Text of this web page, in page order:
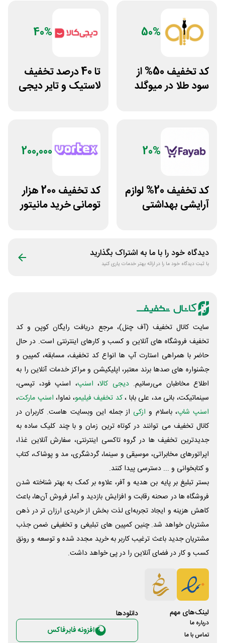
50%
کد تخفیف 50% از
سود طلا در میوگلد
40%
تا 40 درصد تخفیف
لاستیک و تایر دیجی
20%
کد تخفیف 20% لوازم
آرایشی بهداشتی
200,000
کد تخفیف 200 هزار
تومانی خرید مانیتور
دیدگاه خود را با ما به اشتراک بگذارید
با ثبت دیدگاه خود ما را در ارائه بهتر خدمات یاری کنید
سایت کانال تخفیف (آف چنل)، مرجع دریافت رایگان کوپن و کد
تخفیف فروشگاه های آنلاین و کسب و‌ کارهای اینترنتی است. در حال
حاضر با همراهی استارت آپ ها انواع کد تخفیف، مسابقه، کمپین و
جشنواره های صدها برند معتبر، اپلیکیشن و مراکز خدمات آنلاین را به
اطلاع مخاطبان می‌رسانیم. دیجی کالا، اسنپ، اسنپ فود، تپسی،
سینماتیکت، بانی مد، علی‌ بابا ،کد تخفیف فیلیمو، نماوا، اسنپ مارکت،
اسنپ شاپ، باسلام و ازکی از جمله این وبسایت ‌هاست. کاربران در
کانال تخفیف می توانند در کوتاه ترین زمان و با چند کلیک ساده به
جدیدترین تخفیف ها در گروه تاکسی اینترنتی، سفارش آنلاین غذا،
اپراتورهای مخابراتی، موسیقی و سینما، گردشگری، مد و پوشاک، کتاب
و کتابخوانی و ... دسترسی پیدا کنند.
بستر تبلیغ بر پایه بن هدیه و آفر، علاوه بر کمک به بهتر شناخته شدن
فروشگاه ها در صحنه رقابت و افزایش بازدید و آمار فروش آن‌ها، باعث
کاهش هزینه و ایجاد تجربه‌ای لذت بخش از خریدی ارزان تر در ذهن
مشتریان خواهد شد. چنین کمپین های تبلیغی و تخفیفی ضمن جذب
مشتریان جدید باعث ترغیب کاربر به خرید مجدد شده و توسعه و رونق
کسب و کار در فضای آنلاین را در پی خواهد داشت.
لینک‌های مهم
درباره ما
تماس با ما
دانلود‌ها
افزونه فایرفاکس